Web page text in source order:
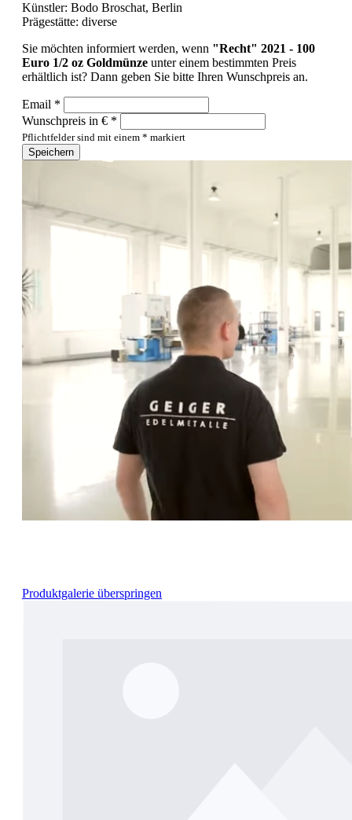
Künstler: Bodo Broschat, Berlin
Prägestätte: diverse
Sie möchten informiert werden, wenn "Recht" 2021 - 100
Euro 1/2 oz Goldmünze unter einem bestimmten Preis
erhältlich ist? Dann geben Sie bitte Ihren Wunschpreis an.
Email *
Wunschpreis in € *
Pflichtfelder sind mit einem * markiert
Speichern
Produktgalerie überspringen